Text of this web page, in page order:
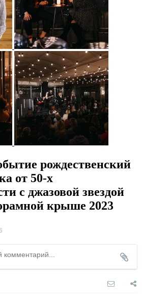
рождественский
от 50-х
с джазовой звездой
крыше 2023